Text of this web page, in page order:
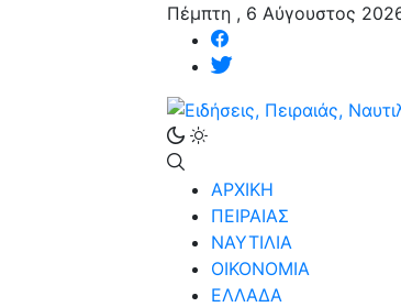
Πέμπτη , 6 Αύγουστος
ΑΡΧΙΚΗ
ΠΕΙΡΑΙΑΣ
ΝΑΥΤΙΛΙΑ
ΟΙΚΟΝΟΜΙΑ
ΕΛΛΑΔΑ